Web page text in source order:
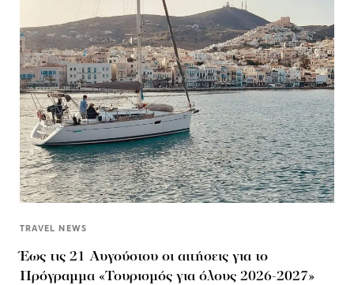
TRAVEL NEWS
Έως τις 21 Αυγούστου οι αιτήσεις για το
Πρόγραμμα «Τουρισμός για όλους 2026-2027»